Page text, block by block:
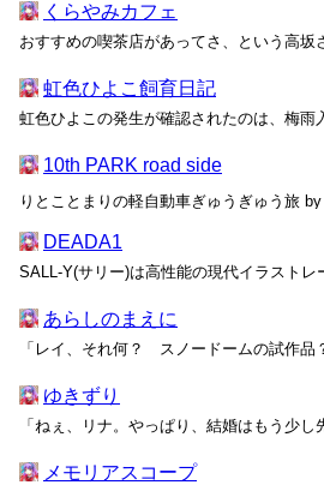
くらやみカフェ
虹色ひよこ飼育日記
10th PARK road side
りとことまりの軽自動車ぎゅうぎゅう旅
DEADA1
あらしのまえに
ゆきずり
メモリアスコープ